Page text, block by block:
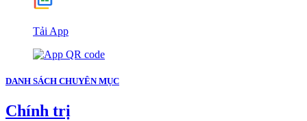
Tải App
DANH SÁCH CHUYÊN MỤC
Chính trị